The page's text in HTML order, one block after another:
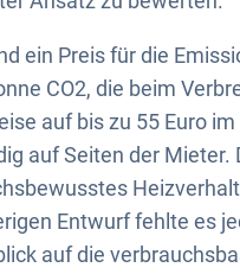
ein Preis für die
CO2, die beim
auf bis zu 55 Euro
auf Seiten der Mieter.
Entwurf fehlte es
auf die